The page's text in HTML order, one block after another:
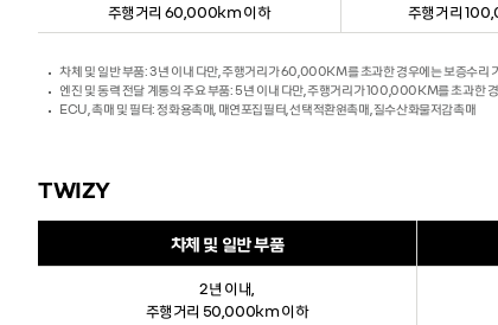
주행거리 60,000km 이하
주행거리
차체 및 일반 부품: 3년 이내 다만, 주행거리가 60,000KM를 초과한 경우에는 보증수리
엔진 및 동력 전달 계통의 주요 부품: 5년 이내 다만, 주행거리가 100,000KM를 초과한
ECU, 촉매 및 필터: 정화용촉매, 매연포집필터, 선택적환원촉매, 질수산화물저감촉매
TWIZY
차체 및 일반 부품
2년 이내,
주행거리 50,000km 이하